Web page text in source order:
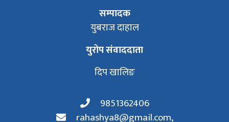
सम्पादक
युबराज दाहाल
युरोप संवाददाता
दिप खालिङ
9851362406
rahashya8@gmail.com,